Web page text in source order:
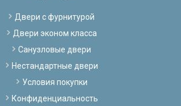
Двери с фурнитурой
Двери эконом класса
Санузловые двери
Нестандартные двери
Условия покупки
Конфиденциальность